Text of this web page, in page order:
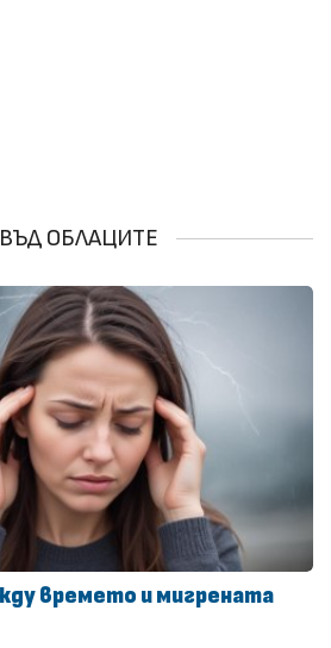
ОБЛАЦИТЕ
времето и мигрената